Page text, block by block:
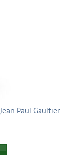
Paul Gaultier